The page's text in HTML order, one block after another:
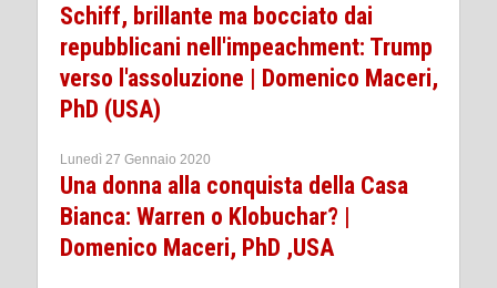
Schiff, brillante ma bocciato dai
repubblicani nell'impeachment: Trump
verso l'assoluzione | Domenico Maceri,
PhD (USA)
Lunedì 27 Gennaio 2020
Una donna alla conquista della Casa
Bianca: Warren o Klobuchar? |
Domenico Maceri, PhD ,USA